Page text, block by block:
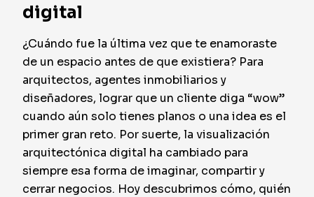
digital
¿Cuándo fue la última vez que te enamoraste
de un espacio antes de que existiera? Para
arquitectos, agentes inmobiliarios y
diseñadores, lograr que un cliente diga “wow”
cuando aún solo tienes planos o una idea es el
primer gran reto. Por suerte, la visualización
arquitectónica digital ha cambiado para
siempre esa forma de imaginar, compartir y
cerrar negocios. Hoy descubrimos cómo, quién